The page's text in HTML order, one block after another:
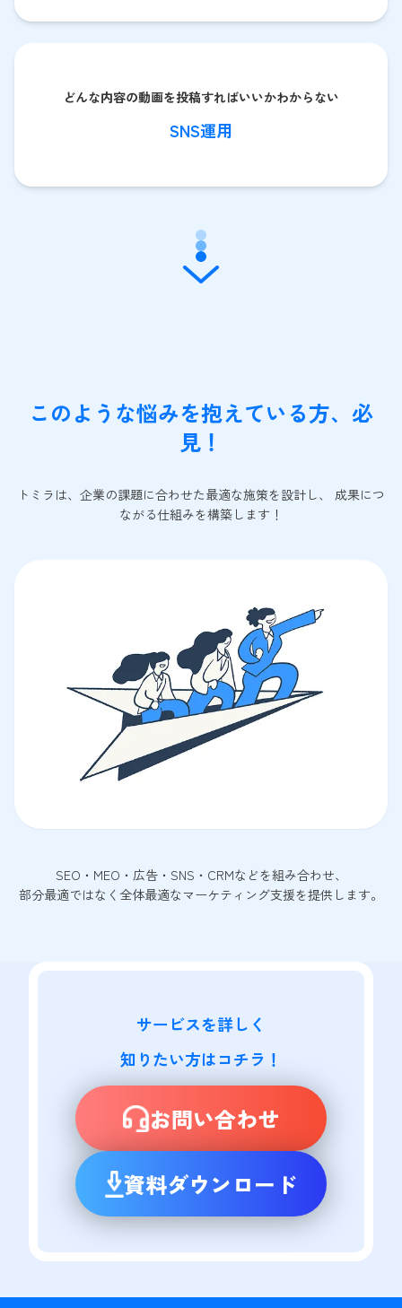
どんな内容の動画を投稿すればいいかわからない
SNS運用
このような悩みを抱えている方、必
見！
トミラは、企業の課題に合わせた最適な施策を設計し、 成果につ
ながる仕組みを構築します！
SEO・MEO・広告・SNS・CRMなどを組み合わせ、
部分最適ではなく全体最適なマーケティング支援を提供します。
サービスを詳しく
知りたい方はコチラ！
お問い合わせ
資料ダウンロード